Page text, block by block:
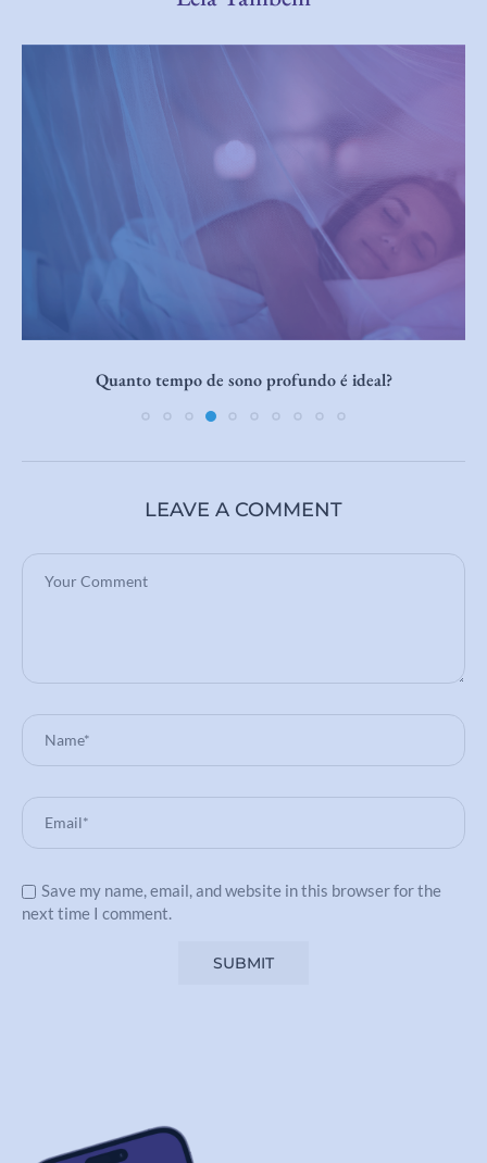
Cocriar enquanto dorme
LEAVE A COMMENT
Save my name, email, and website in this browser for the
next time I comment.